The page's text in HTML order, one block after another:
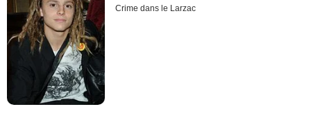
Crime dans le Larzac